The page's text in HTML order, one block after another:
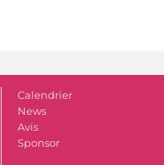
Calendrier
News
Avis
Sponsor